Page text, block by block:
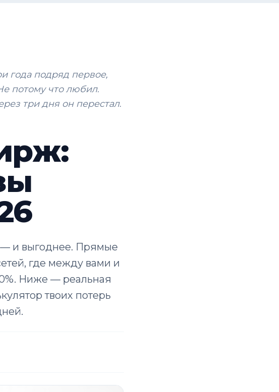
года подряд первое,
потому что любил.
три дня он перестал.
— и выгоднее. Прямые
где между вами и
Ниже — реальная
твоих потерь